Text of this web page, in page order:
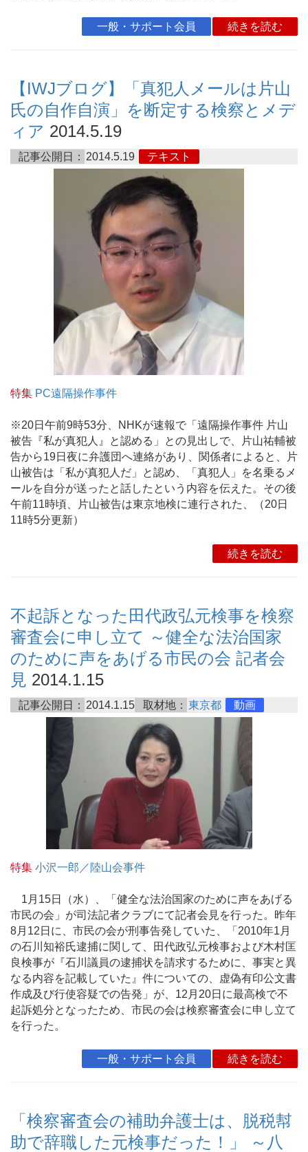
一般・サポート会員 続きを読む
【IWJブログ】「真犯人メールは片山
氏の自作自演」を断定する検察とメデ
ィア 2014.5.19
記事公開日： 2014.5.19 テキスト
特集 PC遠隔操作事件
※20日午前9時53分、NHKが速報で「遠隔操作事件 片山
被告『私が真犯人』と認める」との見出しで、片山祐輔被
告から19日夜に弁護団へ連絡があり、関係者によると、片
山被告は「私が真犯人だ」と認め、「真犯人」を名乗るメ
ールを自分が送ったと話したという内容を伝えた。その後
午前11時頃、片山被告は東京地検に連行された、（20日
11時5分更新）
続きを読む
不起訴となった田代政弘元検事を検察
審査会に申し立て ～健全な法治国家
のために声をあげる市民の会 記者会
見 2014.1.15
記事公開日： 2014.1.15 取材地： 東京都 動画
特集 小沢一郎／陸山会事件
1月15日（水）、「健全な法治国家のために声をあげる
市民の会」が司法記者クラブにて記者会見を行った。昨年
8月12日に、市民の会が刑事告発していた、「2010年1月
の石川知裕氏逮捕に関して、田代政弘元検事および木村匡
良検事が『石川議員の逮捕状を請求するために、事実と異
なる内容を記載していた』件についての、虚偽有印公文書
作成及び行使容疑での告発」が、12月20日に最高検で不
起訴処分となったため、市民の会は検察審査会に申し立て
を行った。
一般・サポート会員 続きを読む
「検察審査会の補助弁護士は、脱税幇
助で辞職した元検事だった！」 ～八